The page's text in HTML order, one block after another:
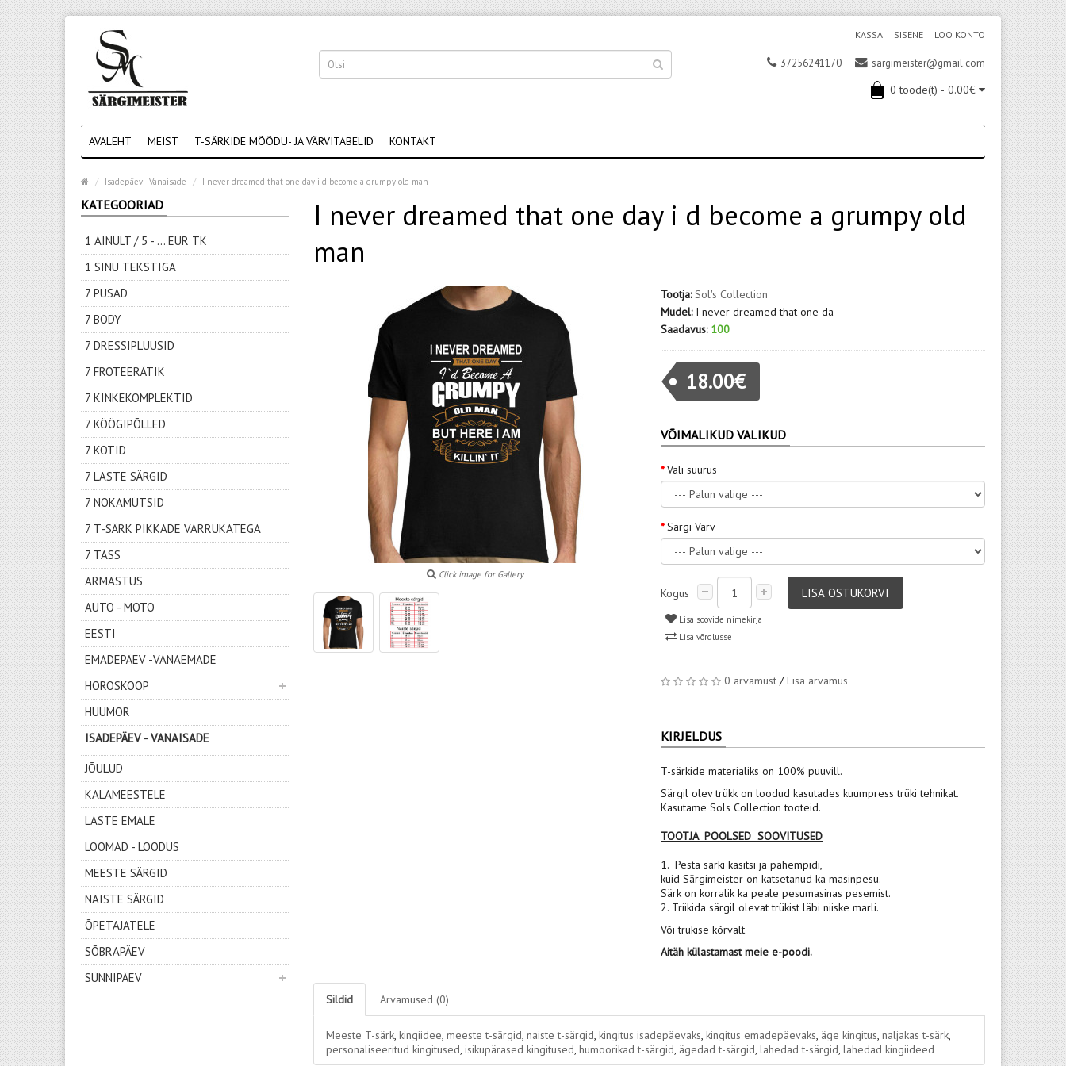
SISENE LOO KONTO
KASSA
37256241170 sargimeister@gmail.com
0 toode(t) - 0.00€
AVALEHT MEIST T-SÄRKIDE MÕÕDU- JA VÄRVITABELID KONTAKT
Isadepäev - Vanaisade I never dreamed that one day i d become a grumpy old man
KATEGOORIAD
1 AINULT / 5 - ... EUR TK
1 SINU TEKSTIGA
7 PUSAD
7 BODY
7 DRESSIPLUUSID
7 FROTEERÄTIK
7 KINKEKOMPLEKTID
7 KÖÖGIPÕLLED
7 KOTID
7 LASTE SÄRGID
7 NOKAMÜTSID
7 T-SÄRK PIKKADE VARRUKATEGA
7 TASS
ARMASTUS
AUTO - MOTO
EESTI
EMADEPÄEV -VANAEMADE
HOROSKOOP
HUUMOR
ISADEPÄEV - VANAISADE
JÕULUD
KALAMEESTELE
LASTE EMALE
LOOMAD - LOODUS
MEESTE SÄRGID
NAISTE SÄRGID
ÕPETAJATELE
SÕBRAPÄEV
SÜNNIPÄEV
I never dreamed that one day i d become a grumpy old
man
Click image for Gallery
Tootja: Sol's Collection
Mudel: I never dreamed that one da
Saadavus: 100
18.00€
VÕIMALIKUD VALIKUD
Vali suurus
Särgi Värv
Kogus LISA OSTUKORVI
Lisa soovide nimekirja
Lisa võrdlusse
0 arvamust /Lisa arvamus
KIRJELDUS
T-särkide materialiks on 100% puuvill.
Särgil olev trükk on loodud kasutades kuumpress trüki tehnikat.
Kasutame Sols Collection tooteid.
TOOTJA POOLSED SOOVITUSED
1. Pesta särki käsitsi ja pahempidi,
kuid Särgimeister on katsetanud ka masinpesu.
Särk on korralik ka peale pesumasinas pesemist.
2. Triikida särgil olevat trükist läbi niiske marli.
Või trükise kõrvalt
Aitäh külastamast meie e-poodi.
Sildid Arvamused (0)
Meeste T-särk, kingiidee, meeste t-särgid, naiste t-särgid, kingitus isadepäevaks, kingitus emadepäevaks, äge kingitus, naljakas t-särk,
personaliseeritud kingitused, isikupärased kingitused, humoorikad t-särgid, ägedad t-särgid, lahedad t-särgid, lahedad kingiideed